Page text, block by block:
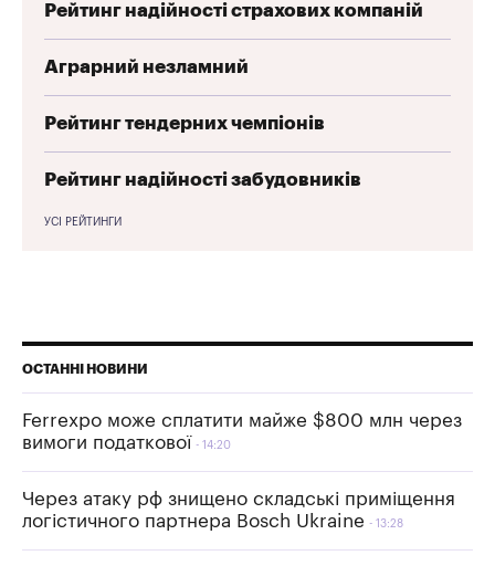
Рейтинг надійності страхових компаній
Аграрний незламний
Рейтинг тендерних чемпіонів
Рейтинг надійності забудовників
УСІ РЕЙТИНГИ
ОСТАННІ НОВИНИ
Ferrexpo може сплатити майже $800 млн через
вимоги податкової
14:20
Через атаку рф знищено складські приміщення
логістичного партнера Bosch Ukraine
13:28